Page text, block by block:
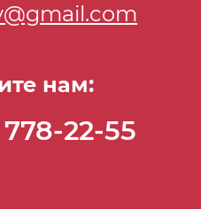
нам:
778-22-55